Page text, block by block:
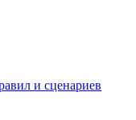
и сценариев